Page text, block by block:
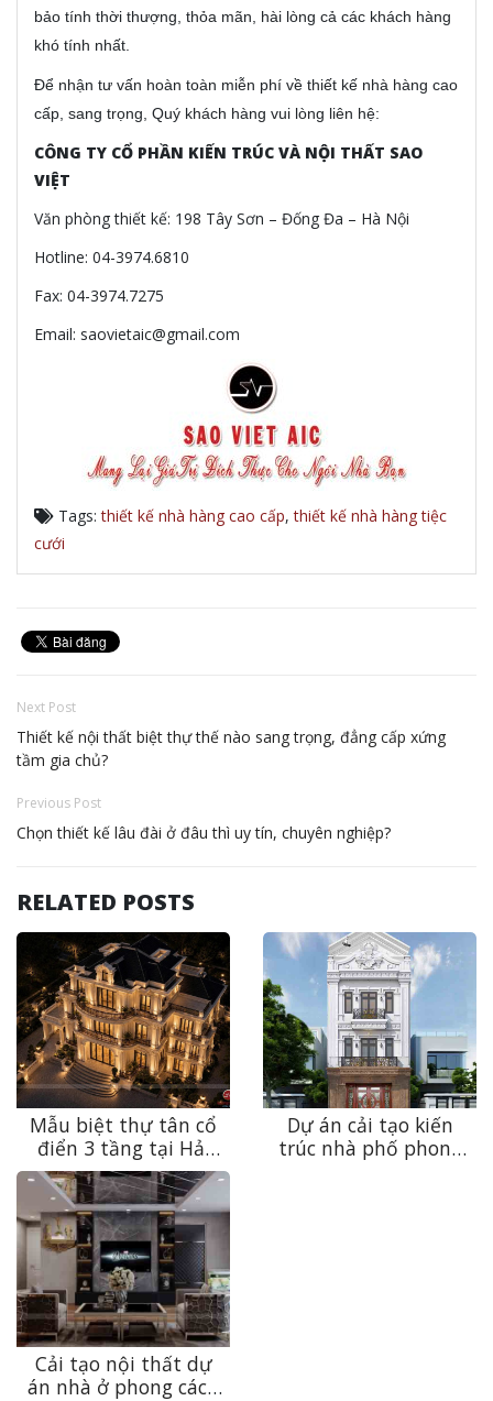
bảo tính thời thượng, thỏa mãn, hài lòng cả các khách hàng
khó tính nhất.
Để nhận tư vấn hoàn toàn miễn phí về thiết kế nhà hàng cao
cấp, sang trọng, Quý khách hàng vui lòng liên hệ:
CÔNG TY CỔ PHẦN KIẾN TRÚC VÀ NỘI THẤT SAO
VIỆT
Văn phòng thiết kế: 198 Tây Sơn – Đống Đa – Hà Nội
Hotline: 04-3974.6810
Fax: 04-3974.7275
Email: saovietaic@gmail.com
Tags:thiết kế nhà hàng cao cấp,thiết kế nhà hàng tiệc
cưới
Next Post
Thiết kế nội thất biệt thự thế nào sang trọng, đẳng cấp xứng
tầm gia chủ?
Previous Post
Chọn thiết kế lâu đài ở đâu thì uy tín, chuyên nghiệp?
RELATED POSTS
Mẫu biệt thự tân cổ
điển 3 tầng tại Hải
Phòng – Vẻ đẹp sang
trọng được tạo nên
từ những giá trị vượt
thời gian
Dự án cải tạo kiến
trúc nhà phố phong
Cải tạo nội thất dự
án nhà ở phong cách